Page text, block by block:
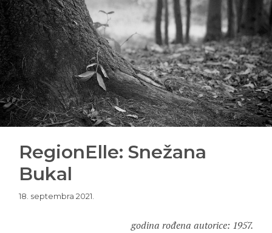
RegionElle: Snežana
Bukal
18. septembra 2021.
godina rođena autorice: 1957.